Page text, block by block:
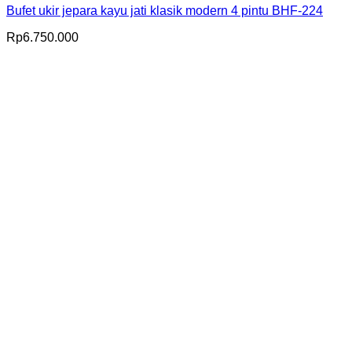
Bufet ukir jepara kayu jati klasik modern 4 pintu BHF-224
Rp6.750.000